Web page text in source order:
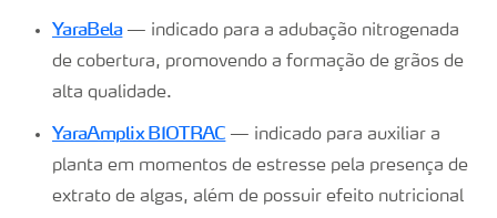
YaraBela— indicado para a adubação nitrogenada
de cobertura, promovendo a formação de grãos de
alta qualidade.
YaraAmplix BIOTRAC — indicado para auxiliar a
planta em momentos de estresse pela presença de
extrato de algas, além de possuir efeito nutricional